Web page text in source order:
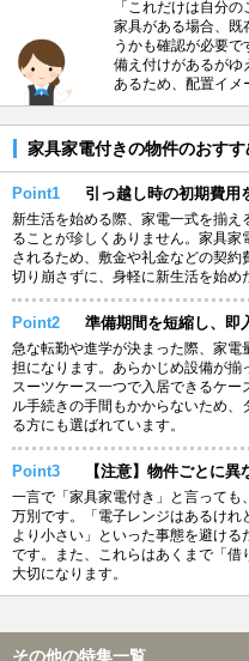
「これだけは自分
家具がある場合、既
うかも確認が必要で
備え付けがあるがゆ
あるため、配置イメ
家具家電付きの物件のおす
Point1 引っ越し時の初期費用
新生活を始める際、家電一式を揃
ることが珍しくありません。家具
されるため、敷金や礼金などの契
切り崩さずに、身軽に新生活を始め
Point2 準備期間を短縮し、即
急な転勤や進学が決まった際、家電
担になります。あらかじめ設備が揃
スーツケース一つで入居できるケ
ル手続きの手間もかからないため
る方にも選ばれています。
Point3 【注意】物件ごとに
一言で「家具家電付き」と言って
万別です。「電子レンジはあるけれ
より小さい」といった事態を避け
です。また、これらはあくまで「借
大切になります。
その他の特集一覧